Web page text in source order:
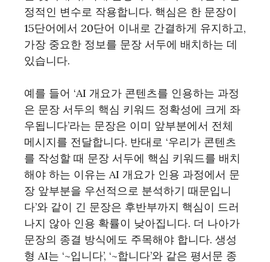
정적인 변수로 작용합니다. 핵심은 한 문장이
15단어에서 20단어 이내로 간결하게 유지하고,
가장 중요한 정보를 문장 서두에 배치하는 데
있습니다.
예를 들어 ‘AI 개요가 콘텐츠를 인용하는 과정
은 문장 서두의 핵심 키워드 정확성에 크게 좌
우됩니다’라는 문장은 이미 앞부분에서 전체
메시지를 전달합니다. 반대로 ‘우리가 콘텐츠
를 작성할 때 문장 서두에 핵심 키워드를 배치
해야 하는 이유는 AI 개요가 인용 과정에서 문
장 앞부분을 우선적으로 분석하기 때문입니
다’와 같이 긴 문장은 후반부까지 핵심이 드러
나지 않아 인용 확률이 낮아집니다. 더 나아가
문장의 종결 방식에도 주목해야 합니다. 생성
형 AI는 ‘~입니다’, ‘~합니다’와 같은 평서문 종